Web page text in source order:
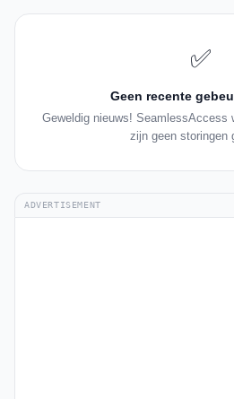
✅
Geen recente
Geweldig nieuws! SeamlessAccess
zijn geen storingen
ADVERTISEMENT